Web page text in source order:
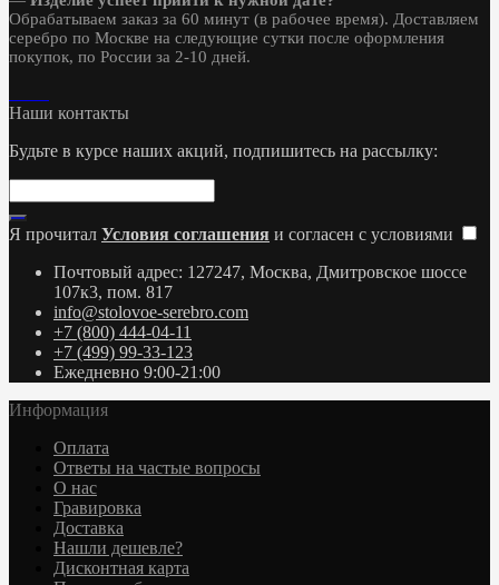
Обрабатываем заказ за 60 минут (в рабочее время). Доставляем
серебро по Москве на следующие сутки после оформления
покупок, по России за 2-10 дней.
Наши контакты
Будьте в курсе наших акций, подпишитесь на рассылку:
Я прочитал Условия соглашения и согласен с условиями
Почтовый адрес: 127247, Москва, Дмитровское шоссе
107к3, пом. 817
info@stolovoe-serebro.com
+7 (800) 444-04-11
+7 (499) 99-33-123
Ежедневно 9:00-21:00
Информация
Оплата
Ответы на частые вопросы
О нас
Гравировка
Доставка
Нашли дешевле?
Дисконтная карта